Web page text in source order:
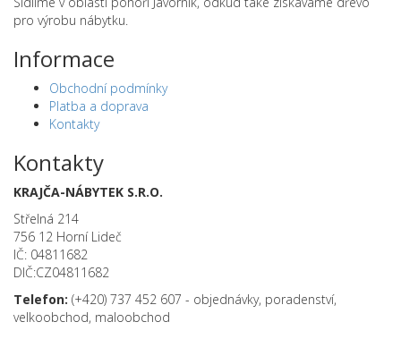
pro výrobu nábytku.
Informace
Obchodní podmínky
Platba a doprava
Kontakty
Kontakty
KRAJČA-NÁBYTEK S.R.O.
Střelná 214
756 12 Horní Lideč
IČ: 04811682
DIČ:CZ04811682
Telefon: (+420) 737 452 607 - objednávky, poradenství,
velkoobchod, maloobchod